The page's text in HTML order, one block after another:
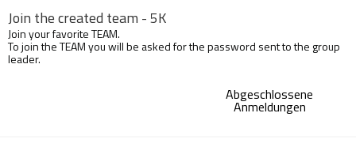
Join the created team - 5K
Join your favorite TEAM.
To join the TEAM you will be asked for the password sent to the group
leader.
Abgeschlossene
Anmeldungen